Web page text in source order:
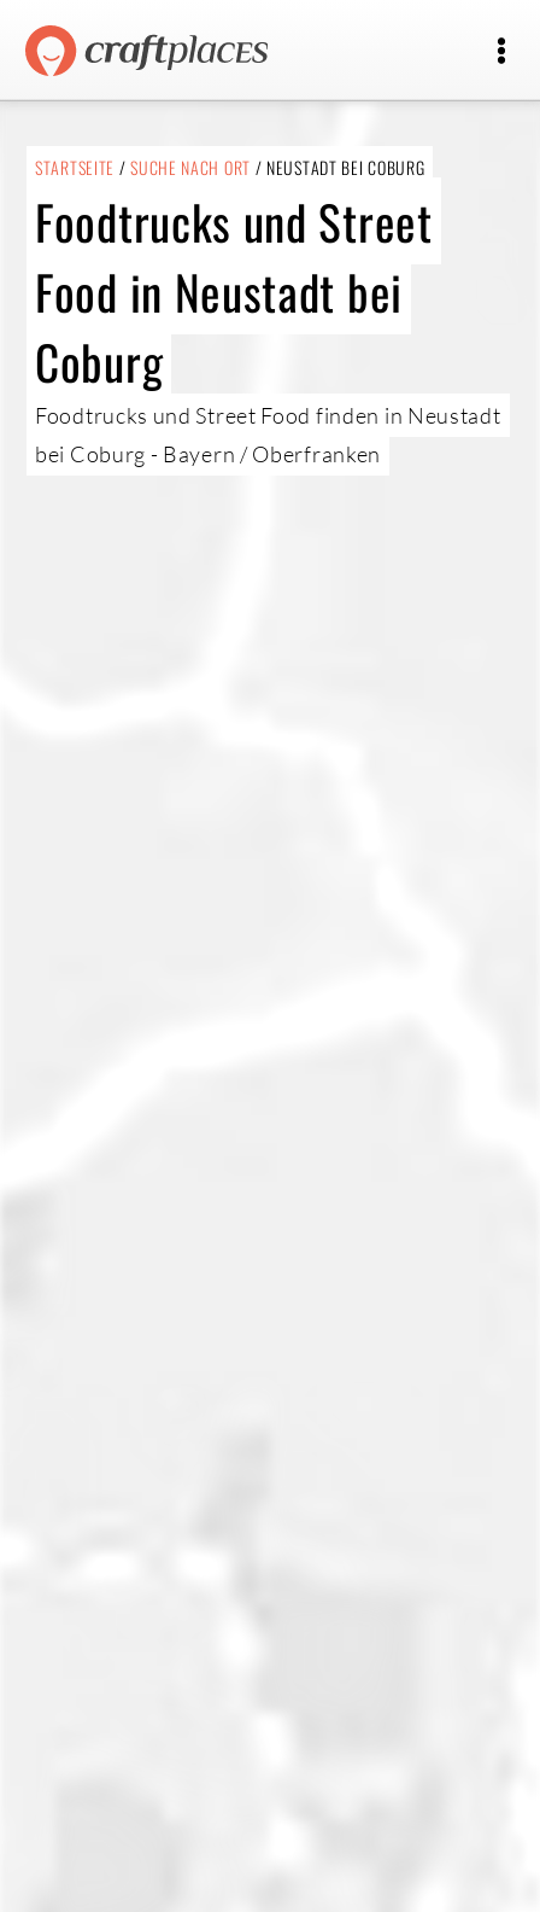
STARTSEITE /SUCHE NACH ORT / NEUSTADT BEI COBURG
Foodtrucks und Street
Food in Neustadt bei
Coburg
Foodtrucks und Street Food finden in Neustadt
bei Coburg - Bayern / Oberfranken